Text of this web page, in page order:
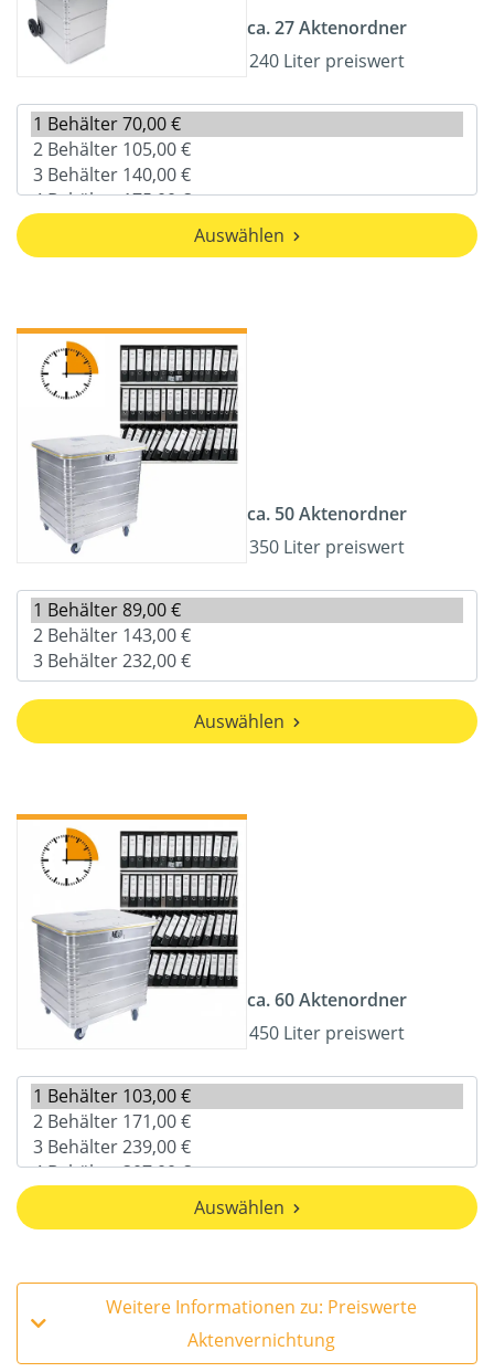
ca. 27 Aktenordner
240 Liter preiswert
Auswählen
ca. 50 Aktenordner
350 Liter preiswert
Auswählen
ca. 60 Aktenordner
450 Liter preiswert
Auswählen
Weitere Informationen zu: Preiswerte
Aktenvernichtung